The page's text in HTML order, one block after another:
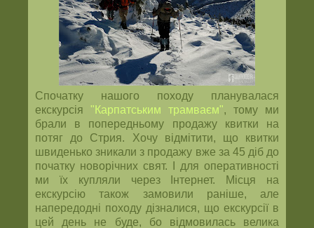
Спочатку нашого походу планувалася
екскурсія "Карпатським трамваєм", тому ми
брали в попередньому продажу квитки на
потяг до Стрия. Хочу відмітити, що квитки
швиденько зникали з продажу вже за 45 діб до
початку новорічних свят. І для оперативності
ми їх купляли через Інтернет. Місця на
екскурсію також замовили раніше, але
напередодні походу дізналися, що екскурсії в
цей день не буде, бо відмовилась велика